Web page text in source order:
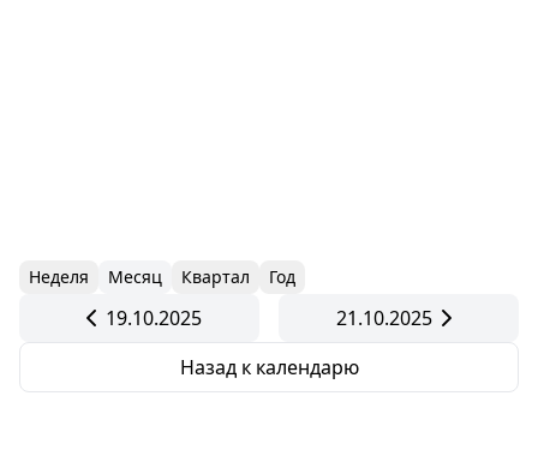
Неделя Месяц Квартал Год
19.10.2025
21.10.2025
Назад к календарю